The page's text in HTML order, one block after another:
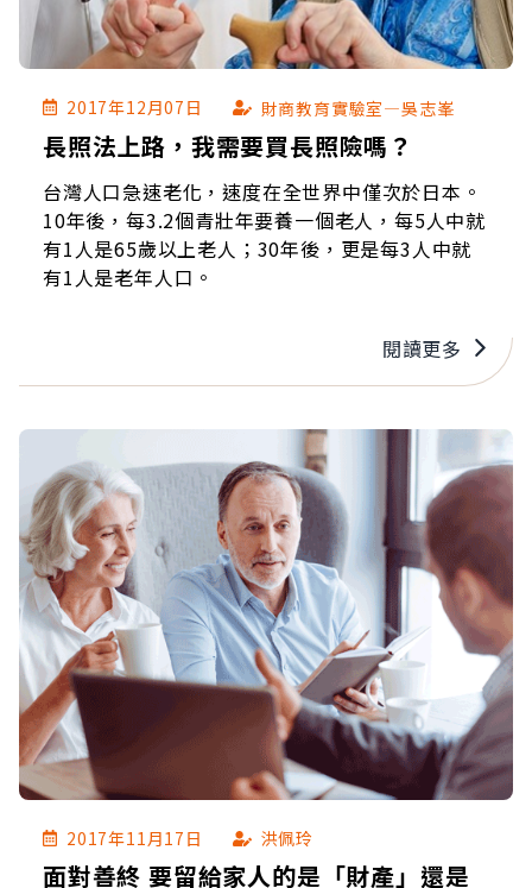
2017年12月07日 財商教育實驗室—吳志峯
長照法上路，我需要買長照險嗎？
台灣人口急速老化，速度在全世界中僅次於日本。
10年後，每3.2個青壯年要養一個老人，每5人中就
有1人是65歲以上老人；30年後，更是每3人中就
有1人是老年人口。
閱讀更多
2017年11月17日 洪佩玲
面對善終 要留給家人的是「財產」還是